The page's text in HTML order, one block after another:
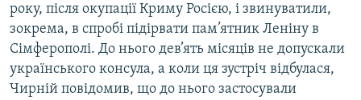
року, після окупації Криму Росією, і звинуватили,
зокрема, в спробі підірвати пам’ятник Леніну в
Сімферополі. До нього дев’ять місяців не допускали
українського консула, а коли ця зустріч відбулася,
Чирній повідомив, що до нього застосували